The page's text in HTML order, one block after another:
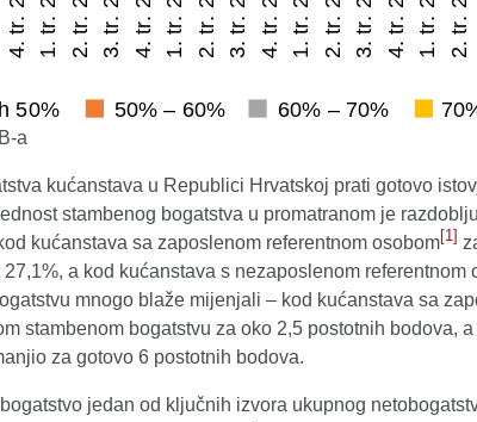
a
kućanstava u Republici Hrvatskoj prati gotovo
stambenog bogatstva u promatranom je
kućanstava sa zaposlenom referentnom osobom[1]
a kod kućanstava s nezaposlenom
mnogo blaže mijenjali – kod kućanstava sa
stambenom bogatstvu za oko 2,5 postotnih bodova,
za gotovo 6 postotnih bodova.
jedan od ključnih izvora ukupnog